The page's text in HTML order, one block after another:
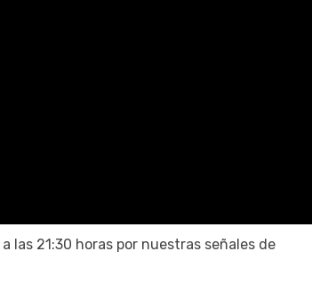
las 21:30 horas por nuestras señales de